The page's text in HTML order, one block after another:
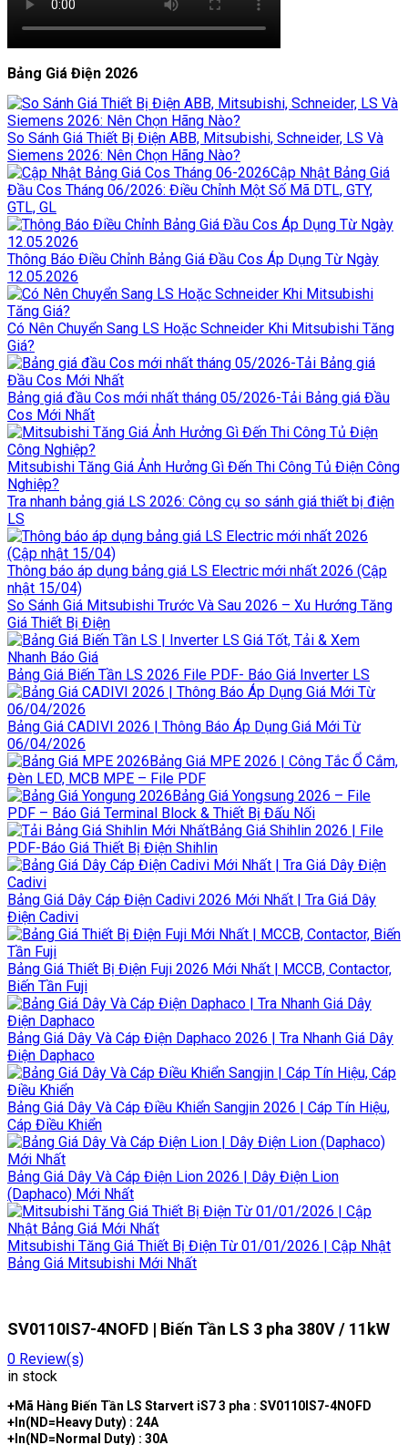
Bảng Giá Điện 2026
So Sánh Giá Thiết Bị Điện ABB, Mitsubishi, Schneider, LS Và
Siemens 2026: Nên Chọn Hãng Nào?
Cập Nhật Bảng Giá
Đầu Cos Tháng 06/2026: Điều Chỉnh Một Số Mã DTL, GTY,
GTL, GL
Thông Báo Điều Chỉnh Bảng Giá Đầu Cos Áp Dụng Từ Ngày
12.05.2026
Có Nên Chuyển Sang LS Hoặc Schneider Khi Mitsubishi Tăng
Giá?
Bảng giá đầu Cos mới nhất tháng 05/2026-Tải Bảng giá Đầu
Cos Mới Nhất
Mitsubishi Tăng Giá Ảnh Hưởng Gì Đến Thi Công Tủ Điện Công
Nghiệp?
Tra nhanh bảng giá LS 2026: Công cụ so sánh giá thiết bị điện
LS
Thông báo áp dụng bảng giá LS Electric mới nhất 2026 (Cập
nhật 15/04)
So Sánh Giá Mitsubishi Trước Và Sau 2026 – Xu Hướng Tăng
Giá Thiết Bị Điện
Bảng Giá Biến Tần LS 2026 File PDF- Báo Giá Inverter LS
Bảng Giá CADIVI 2026 | Thông Báo Áp Dụng Giá Mới Từ
06/04/2026
Bảng Giá MPE 2026 | Công Tắc Ổ Cắm,
Đèn LED, MCB MPE – File PDF
Bảng Giá Yongsung 2026 – File
PDF – Báo Giá Terminal Block & Thiết Bị Đấu Nối
Bảng Giá Shihlin 2026 | File
PDF-Báo Giá Thiết Bị Điện Shihlin
Bảng Giá Dây Cáp Điện Cadivi 2026 Mới Nhất | Tra Giá Dây
Điện Cadivi
Bảng Giá Thiết Bị Điện Fuji 2026 Mới Nhất | MCCB, Contactor,
Biến Tần Fuji
Bảng Giá Dây Và Cáp Điện Daphaco 2026 | Tra Nhanh Giá Dây
Điện Daphaco
Bảng Giá Dây Và Cáp Điều Khiển Sangjin 2026 | Cáp Tín Hiệu,
Cáp Điều Khiển
Bảng Giá Dây Và Cáp Điện Lion 2026 | Dây Điện Lion
(Daphaco) Mới Nhất
Mitsubishi Tăng Giá Thiết Bị Điện Từ 01/01/2026 | Cập Nhật
Bảng Giá Mitsubishi Mới Nhất
SV0110IS7-4NOFD | Biến Tần LS 3 pha 380V / 11kW
0 Review(s)
in stock
+Mã Hàng Biến Tần LS Starvert iS7 3 pha : SV0110IS7-4NOFD
+In(ND=Heavy Duty) : 24A
+In(ND=Normal Duty) : 30A